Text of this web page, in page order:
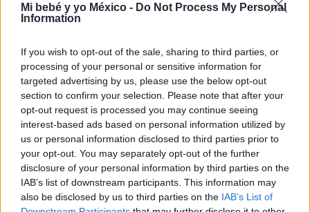
Mi bebé y yo México - Do Not Process My Personal
Information
If you wish to opt-out of the sale, sharing to third parties, or
processing of your personal or sensitive information for
targeted advertising by us, please use the below opt-out
section to confirm your selection. Please note that after your
opt-out request is processed you may continue seeing
interest-based ads based on personal information utilized by
us or personal information disclosed to third parties prior to
your opt-out. You may separately opt-out of the further
disclosure of your personal information by third parties on the
IAB’s list of downstream participants. This information may
also be disclosed by us to third parties on the IAB’s List of
10 consejos para disfrutar de la playa durante el
embarazo
LEER